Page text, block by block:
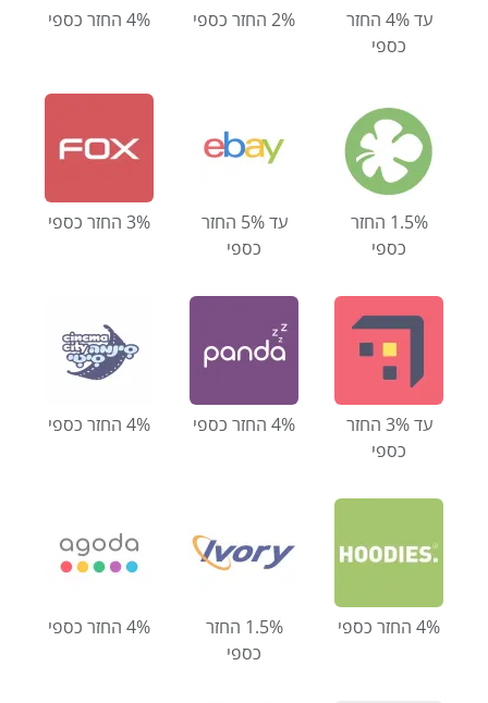
עד 4% החזר
כספי
2% החזר כספי 4% החזר כספי
1.5% החזר
כספי
עד 5% החזר
כספי
3% החזר כספי
עד 3% החזר
כספי
4% החזר כספי 4% החזר כספי
4% החזר כספי
1.5% החזר
כספי
4% החזר כספי